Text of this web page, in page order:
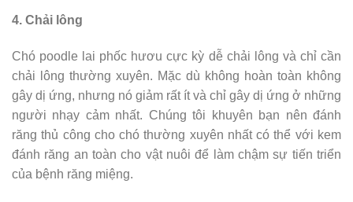
4. Chải lông
Chó poodle lai phốc hươu cực kỳ dễ chải lông và chỉ cần
chải lông thường xuyên. Mặc dù không hoàn toàn không
gây dị ứng, nhưng nó giảm rất ít và chỉ gây dị ứng ở những
người nhạy cảm nhất. Chúng tôi khuyên bạn nên đánh
răng thủ công cho chó thường xuyên nhất có thể với kem
đánh răng an toàn cho vật nuôi để làm chậm sự tiến triển
của bệnh răng miệng.